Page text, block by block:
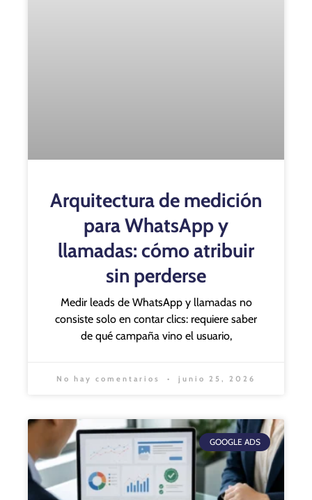
Arquitectura de medición
para WhatsApp y
llamadas: cómo atribuir
sin perderse
Medir leads de WhatsApp y llamadas no
consiste solo en contar clics: requiere saber
de qué campaña vino el usuario,
No hay comentarios junio 25, 2026
GOOGLE ADS